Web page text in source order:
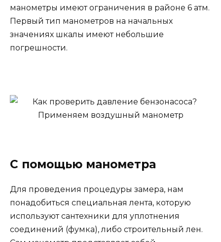
манометры имеют ограничения в районе 6 атм.
Первый тип манометров на начальных
значениях шкалы имеют небольшие
погрешности.
С помощью манометра
Для проведения процедуры замера, нам
понадобиться специальная лента, которую
используют сантехники для уплотнения
соединений (фумка), либо строительный лен.